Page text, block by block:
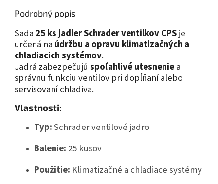
Podrobný popis
Sada 25 ks jadier Schrader ventilkov CPSje
určená na údržbu a opravu klimatizačných a
chladiacich systémov.
Jadrá zabezpečujú spoľahlivé utesneniea
správnu funkciu ventilov pri dopĺňaní alebo
servisovaní chladiva.
Vlastnosti:
Typ:Schrader ventilové jadro
Balenie: 25 kusov
Použitie: Klimatizačné a chladiace systémy